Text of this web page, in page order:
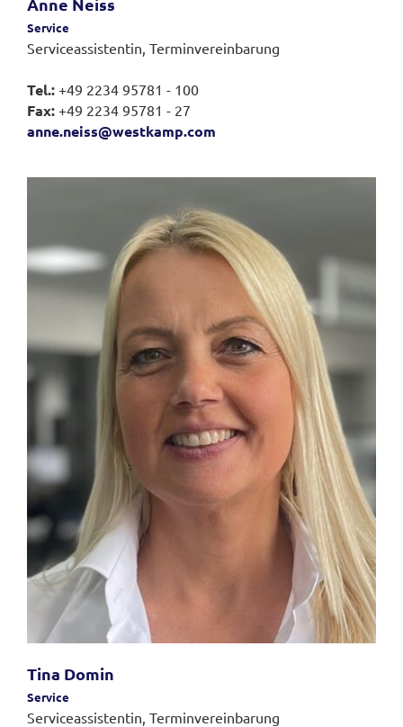
Service
Serviceassistentin, Terminvereinbarung
Tel.: +49 2234 95781 - 100
Fax: +49 2234 95781 - 27
anne.neiss@westkamp.com
Tina Domin
Service
Serviceassistentin, Terminvereinbarung